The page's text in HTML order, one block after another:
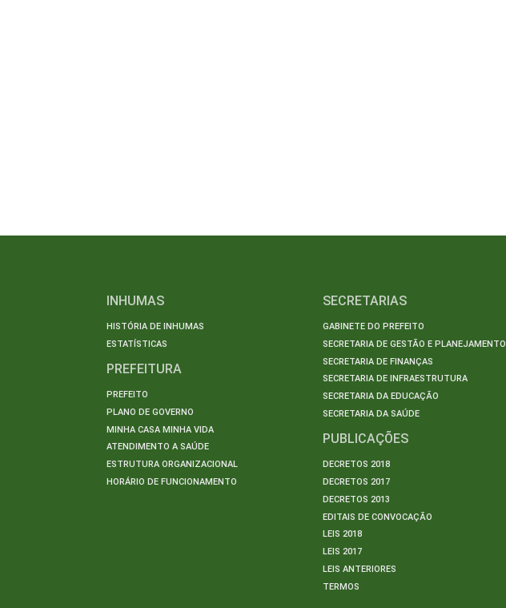
INHUMAS
HISTÓRIA DE INHUMAS
ESTATÍSTICAS
PREFEITURA
PREFEITO
PLANO DE GOVERNO
MINHA CASA MINHA VIDA
ATENDIMENTO A SAÚDE
ESTRUTURA ORGANIZACIONAL
HORÁRIO DE FUNCIONAMENTO
SECRETARIAS
GABINETE DO PREFEITO
SECRETARIA DE GESTÃO E PLANEJAMENTO
SECRETARIA DE FINANÇAS
SECRETARIA DE INFRAESTRUTURA
SECRETARIA DA EDUCAÇÃO
SECRETARIA DA SAÚDE
PUBLICAÇÕES
DECRETOS 2018
DECRETOS 2017
DECRETOS 2013
EDITAIS DE CONVOCAÇÃO
LEIS 2018
LEIS 2017
LEIS ANTERIORES
TERMOS